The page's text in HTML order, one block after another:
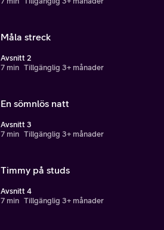
Måla streck
Avsnitt 2
7 min Tillgänglig 3+ månader
En sömnlös natt
Avsnitt 3
7 min Tillgänglig 3+ månader
Timmy på studs
Avsnitt 4
7 min Tillgänglig 3+ månader